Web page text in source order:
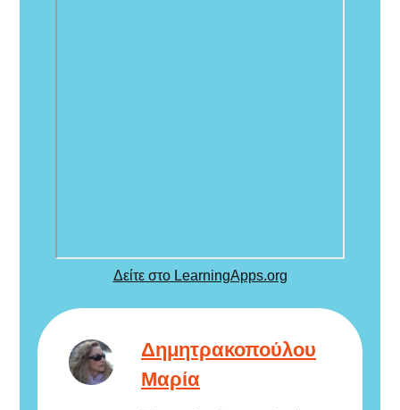
Δείτε στο LearningApps.org
Δημητρακοπούλου
Μαρία